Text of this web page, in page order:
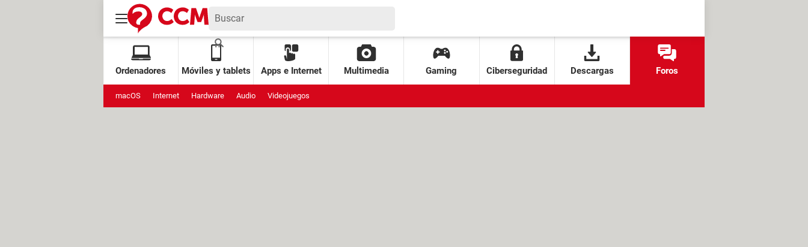
Ordenadores Móviles y tablets Apps e Internet Multimedia Gaming Ciberseguridad Descargas Foros
macOS Internet Hardware Audio Videojuegos